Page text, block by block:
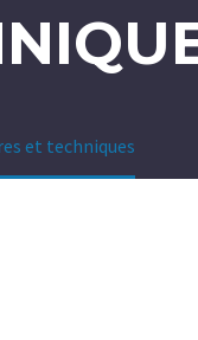
et techniques